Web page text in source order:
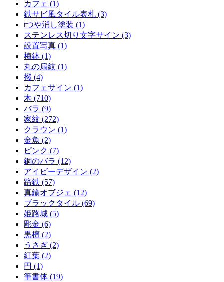
カフェ (1)
鉄サビ風タイル表札 (3)
tつや消し塗装 (1)
ステンレス切り文字サイン (3)
設置写真 (1)
梅鉢 (1)
丸の扇紋 (1)
撥 (4)
カフェサイン (1)
木 (710)
バラ (9)
家紋 (272)
クラウン (1)
金魚 (2)
ピンク (7)
銅のバラ (12)
アイビーデザイン (2)
蹄鉄 (57)
真鍮オブジェ (12)
ブラックタイル (69)
姫路城 (5)
彫金 (6)
黒檀 (2)
うさぎ (2)
紅葉 (2)
円 (1)
筆書体 (19)